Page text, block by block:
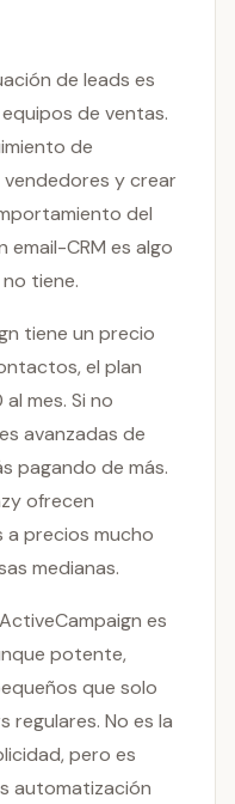
de leads es
de ventas.
de
y crear
del
CRM es algo
tiene.
tiene un precio
el plan
mes. Si no
avanzadas de
pagando de más.
ofrecen
precios mucho
medianas.
es
potente,
que solo
regulares. No es la
pero es
automatización